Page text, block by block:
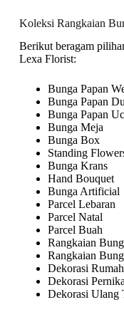
Koleksi Rangkaian
Berikut beragam
Lexa Florist:
Bunga Papan
Bunga Papan
Bunga Papan
Bunga Meja
Bunga Box
Standing
Bunga Krans
Hand Bouquet
Bunga Artificial
Parcel Lebaran
Parcel Natal
Parcel Buah
Rangkaian
Rangkaian
Dekorasi
Dekorasi
Dekorasi Ulang